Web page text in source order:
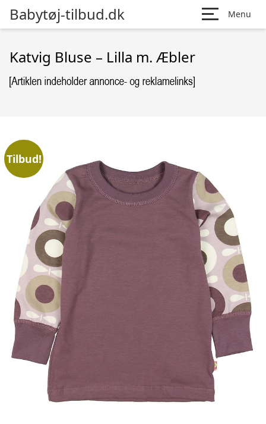
Babytøj-tilbud.dk Menu
Katvig Bluse – Lilla m. Æbler
Tilbud!